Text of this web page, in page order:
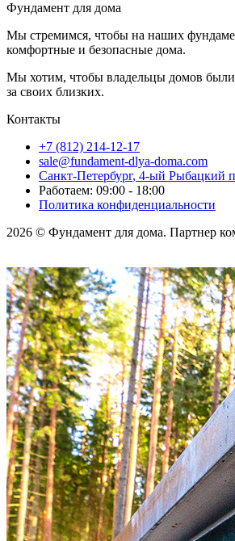
Фундамент для дома
Мы стремимся, чтобы на наших
комфортные и безопасные дома.
Мы хотим, чтобы владельцы домов были
за своих близких.
Контакты
+7 (812) 214-12-17
sale@fundament-dlya-doma.com
Санкт-Петербург, 4-ый Рыбацкий
Работаем: 09:00 - 18:00
Политика конфиденциальности
2026 © Фундамент для дома. Партнер